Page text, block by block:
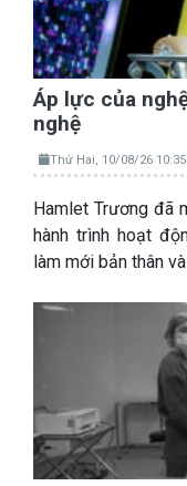
Áp lực của
nghệ
Thứ Hai, 10/08/26
Hamlet Trương đã
hành trình hoạt
làm mới bản thân